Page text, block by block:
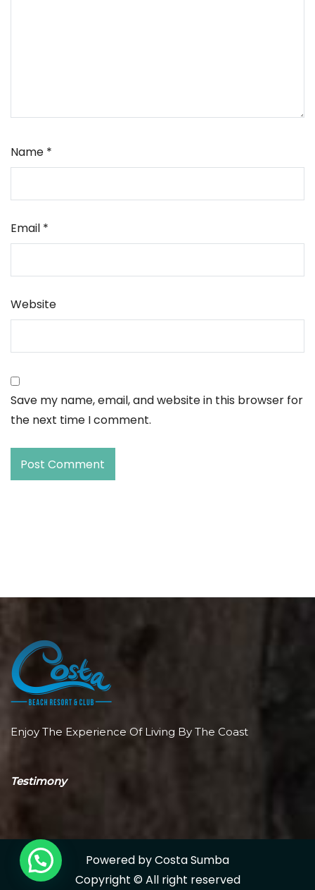
Name *
Email *
Website
Save my name, email, and website in this browser for
the next time I comment.
Enjoy The Experience Of Living By The Coast
Testimony
Powered by Costa Sumba
Copyright © All right reserved